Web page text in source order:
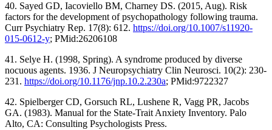
40. Sayed GD, Iacoviello BM, Charney DS. (2015, Aug). Risk
factors for the development of psychopathology following trauma.
Curr Psychiatry Rep. 17(8): 612. https://doi.org/10.1007/s11920-
015-0612-y; PMid:26206108
41. Selye H. (1998, Spring). A syndrome produced by diverse
nocuous agents. 1936. J Neuropsychiatry Clin Neurosci. 10(2): 230-
231. https://doi.org/10.1176/jnp.10.2.230a; PMid:9722327
42. Spielberger CD, Gorsuch RL, Lushene R, Vagg PR, Jacobs
GA. (1983). Manual for the State-Trait Anxiety Inventory. Palo
Alto, CA: Consulting Psychologists Press.